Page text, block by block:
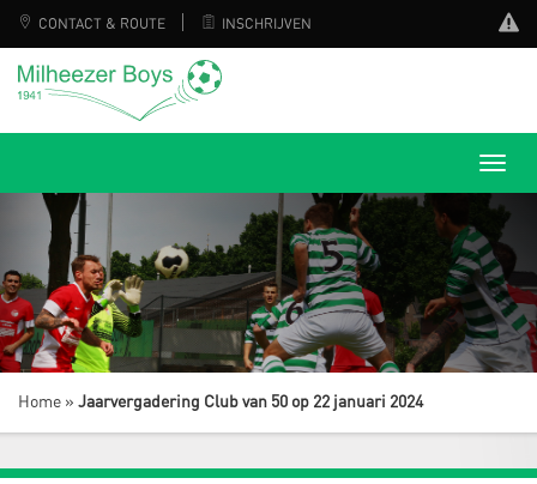
CONTACT & ROUTE INSCHRIJVEN
Home » Jaarvergadering Club van 50 op 22 januari 2024